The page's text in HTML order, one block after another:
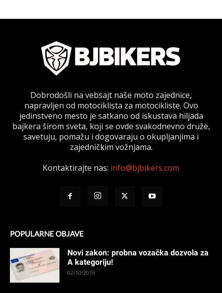
Dobrodošli na vebsajt naše moto zajednice,
napravljen od motociklista za motocikliste. Ovo
jedinstveno mesto je satkano od iskustava hiljada
bajkera širom sveta, koji se ovde svakodnevno druže,
savetuju, pomažu i dogovaraju o okupljanjima i
zajedničkim vožnjama.
Kontaktirajte nas: info@bjbikers.com
POPULARNE OBJAVE
Novi zakon: probna vozačka dozvola za
A kategoriju!
02/10/2019